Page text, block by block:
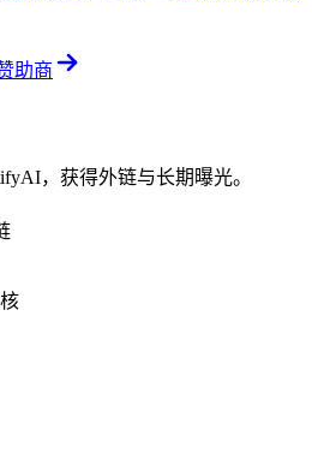
助商
，获得外链与长期曝光。